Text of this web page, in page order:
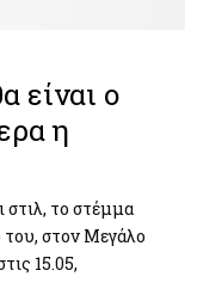
είναι ο
η
στιλ, το στέμμα
στον Μεγάλο
15.05,